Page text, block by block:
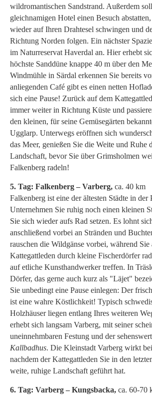
wildromantischen Sandstrand. Außerdem
gleichnamigen Hotel einen Besuch
wieder auf Ihren Drahtesel schwingen und
Richtung Norden folgen. Ein nächster
im Naturreservat Haverdal an. Hier erhebt
höchste Sanddüne knappe 40 m über den
Windmühle in Särdal erkennen Sie bereits
anliegenden Café gibt es einen netten
sich eine Pause! Zurück auf dem
immer weiter in Richtung Küste und
den kleinen, für seine Gemüsegärten
Ugglarp. Unterwegs eröffnen sich
das Meer, genießen Sie die Weite und Ruhe
Landschaft, bevor Sie über Grimsholmen
Falkenberg radeln!
5. Tag: Falkenberg – Varberg, ca. 40 km
Falkenberg ist eine der ältesten Städte in
Unternehmen Sie ruhig noch einen kleinen
Sie sich wieder aufs Rad setzen. Es lohnt
anschließend vorbei an Stränden und
rauschen die Wildgänse vorbei, während Sie
Kattegattleden durch kleine Fischerdörfer
auf etliche Kunsthandwerker treffen. In
Dörfer, das gerne auch kurz als "Läjet"
Sie unbedingt eine Pause einlegen: Der
ist eine wahre Köstlichkeit! Typisch
Holzhäuser liegen entlang Ihres weiteren
erhebt sich langsam Varberg, mit seiner
uneinnehmbaren Festung und der
Kallbadhus. Die Kleinstadt Varberg wirkt
nachdem der Kattegattleden Sie in den
weite, ruhige Landschaft geführt hat.
6. Tag: Varberg – Kungsbacka, ca. 60-70